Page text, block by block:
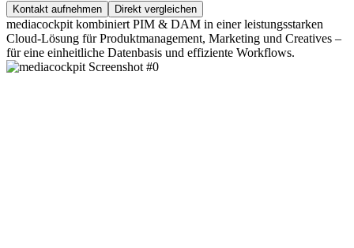
Kontakt aufnehmen Direkt vergleichen
mediacockpit kombiniert PIM & DAM in einer leistungsstarken
Cloud-Lösung für Produktmanagement, Marketing und Creatives –
für eine einheitliche Datenbasis und effiziente Workflows.